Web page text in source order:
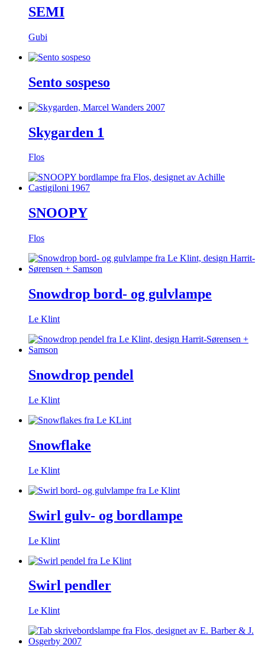
SEMI
Gubi
Sento sospeso
Skygarden 1
Flos
SNOOPY
Flos
Snowdrop bord- og gulvlampe
Le Klint
Snowdrop pendel
Le Klint
Snowflake
Le Klint
Swirl gulv- og bordlampe
Le Klint
Swirl pendler
Le Klint